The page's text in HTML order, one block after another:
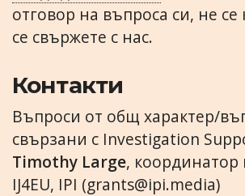
отговор на въпроса си, не се
се свържете с нас.
Контакти
Въпроси от общ характер/
свързани с Investigation
Timothy Large, координатор
IJ4EU, IPI (grants@ipi.media)